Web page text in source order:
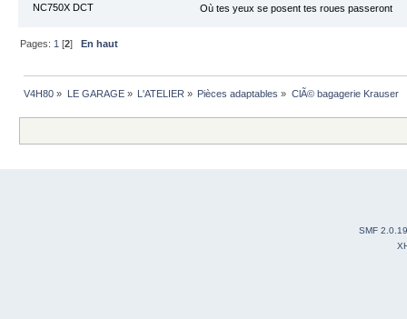
NC750X DCT
Où tes yeux se posent tes roues passeront
Pages: 1 [2]En haut
V4H80 » LE GARAGE» L'ATELIER » Pièces adaptables » ClÃ© bagagerie Krauser
SMF 2.0.19